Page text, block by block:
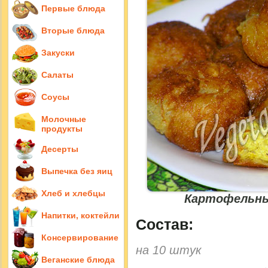
Состав:
на 10 штук
Первые блюда
Вторые блюда
Закуски
Салаты
Соусы
Молочные
продукты
Десерты
Выпечка без яиц
Хлеб и хлебцы
Напитки, коктейли
Консервирование
Веганские блюда